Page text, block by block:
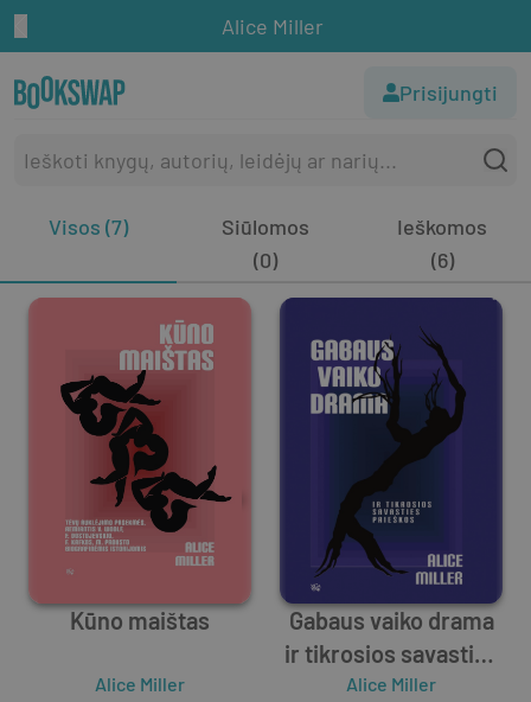
Alice Miller
Prisijungti
Visos (7)
Siūlomos
(0)
Ieškomos
(6)
Kūno maištas
Alice Miller
Gabaus vaiko drama
ir tikrosios savasties
paieška
Alice Miller